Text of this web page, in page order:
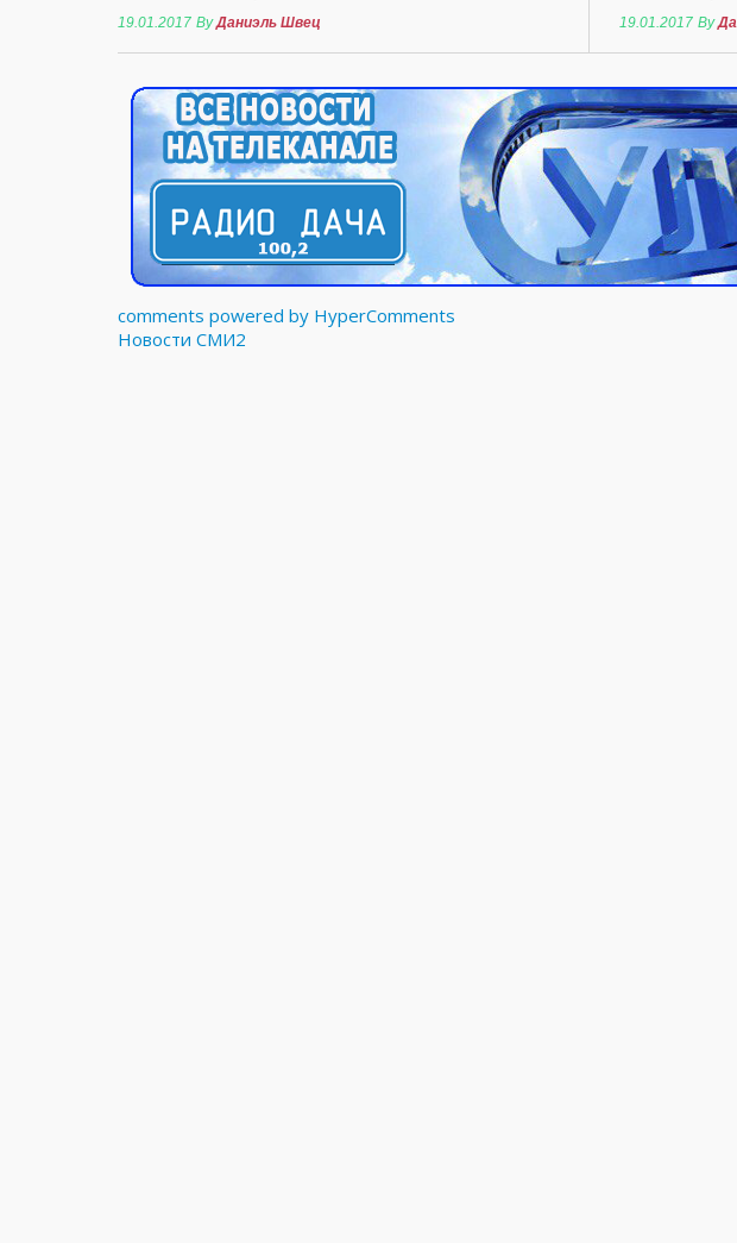
19.01.2017 ByДаниэль Швец 19.01.2017 By
comments powered by HyperComments
Новости СМИ2